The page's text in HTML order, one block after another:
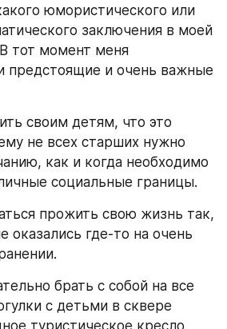
юмористического или
заключения в моей
тот момент меня
предстоящие и очень важные
своим детям, что это
не всех старших нужно
как и когда необходимо
социальные границы.
прожить свою жизнь так,
оказались где-то на очень
брать с собой на все
с детьми в сквере